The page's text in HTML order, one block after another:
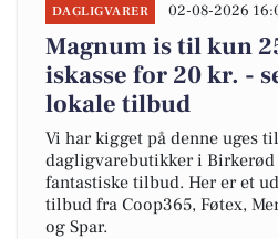
DAGLIGVARER 02-08-2026
Magnum is til kun
iskasse for 20 kr. -
lokale tilbud
Vi har kigget på denne uges
dagligvarebutikker i
fantastiske tilbud. Her er et
tilbud fra Coop365, Føtex,
og Spar.